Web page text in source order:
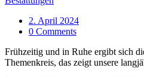
2. April 2024
0 Comments
Frühzeitig und in Ruhe ergibt sich
Themenkreis, das zeigt unsere